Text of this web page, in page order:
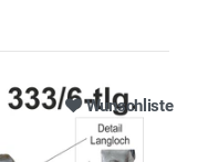
Wunschliste